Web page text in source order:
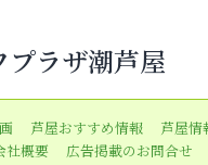
プラザ潮芦屋
芦屋おすすめ情報
芦屋情
社概要 広告掲載のお問合せ